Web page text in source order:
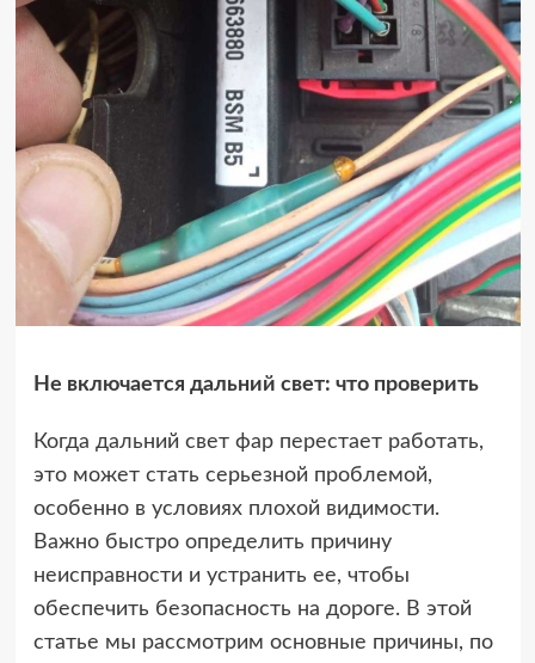
Не включается дальний свет: что проверить
Когда дальний свет фар перестает работать,
это может стать серьезной проблемой,
особенно в условиях плохой видимости.
Важно быстро определить причину
неисправности и устранить ее, чтобы
обеспечить безопасность на дороге. В этой
статье мы рассмотрим основные причины, по